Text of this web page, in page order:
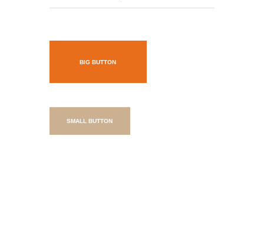
BIG BUTTON
SMALL BUTTON